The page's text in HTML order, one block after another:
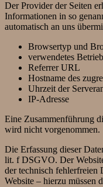
Der Provider der Seiten
Informationen in so
automatisch an uns
Browsertyp und
verwendetes
Referrer URL
Hostname des
Uhrzeit der
IP-Adresse
Eine Zusammenführung
wird nicht vorgenommen.
Die Erfassung dieser
lit. f DSGVO. Der
der technisch fehlerfreien
Website – hierzu müssen